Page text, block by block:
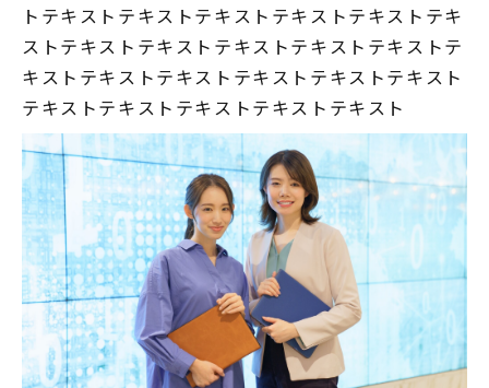
トテキストテキストテキストテキストテキストテキ
ストテキストテキストテキストテキストテキストテ
キストテキストテキストテキストテキストテキスト
テキストテキストテキストテキストテキスト